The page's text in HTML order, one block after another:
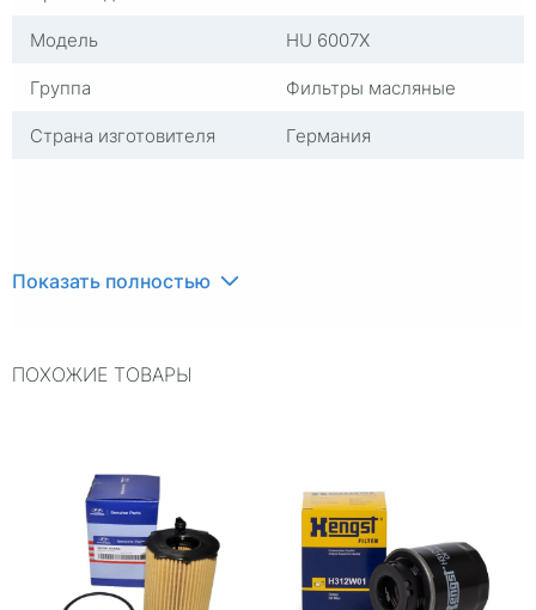
Модель
HU 6007X
Группа
Фильтры масляные
Страна изготовителя
Германия
Показать полностью
ПОХОЖИЕ ТОВАРЫ